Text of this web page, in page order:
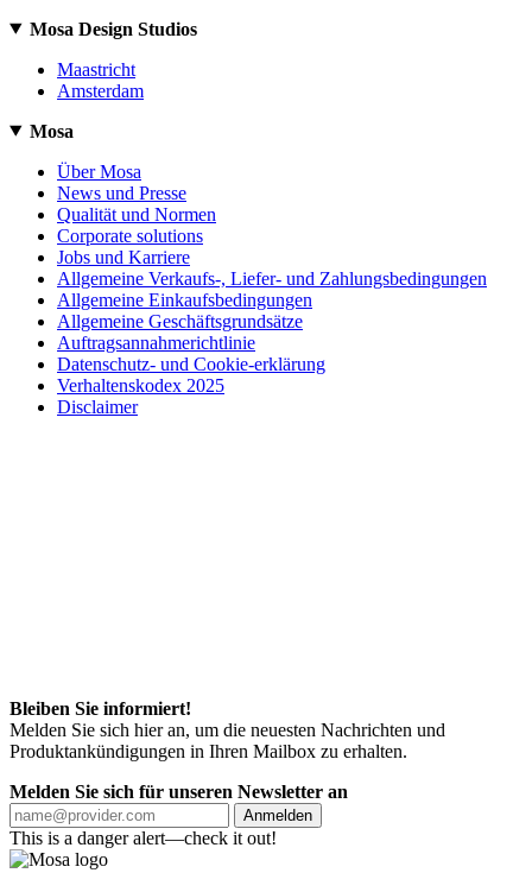
Mosa Design Studios
Maastricht
Amsterdam
Mosa
Über Mosa
News und Presse
Qualität und Normen
Corporate solutions
Jobs und Karriere
Allgemeine Verkaufs-, Liefer- und Zahlungsbedingungen
Allgemeine Einkaufsbedingungen
Allgemeine Geschäftsgrundsätze
Auftragsannahmerichtlinie
Datenschutz- und Cookie-erklärung
Verhaltenskodex 2025
Disclaimer
Bleiben Sie informiert!
Melden Sie sich hier an, um die neuesten Nachrichten und
Produktankündigungen in Ihren Mailbox zu erhalten.
Melden Sie sich für unseren Newsletter an
Anmelden
This is a danger alert—check it out!